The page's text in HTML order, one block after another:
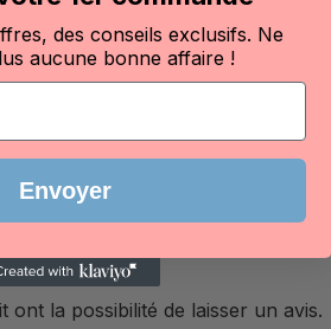
la possibilité de laisser un avis.
des conseils exclusifs. Ne
aucune bonne affaire !
Envoyer